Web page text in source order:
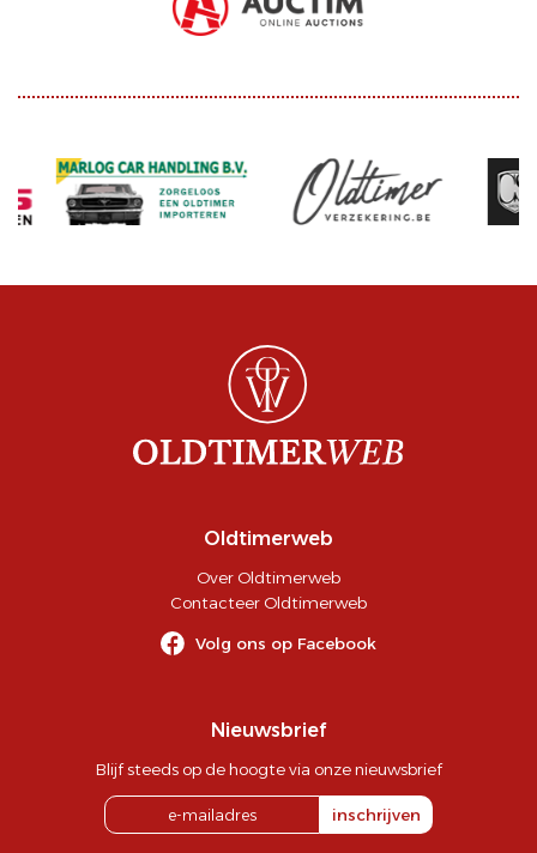
Oldtimerweb
Over Oldtimerweb
Contacteer Oldtimerweb
Volg ons op Facebook
Nieuwsbrief
Blijf steeds op de hoogte via onze nieuwsbrief
inschrijven